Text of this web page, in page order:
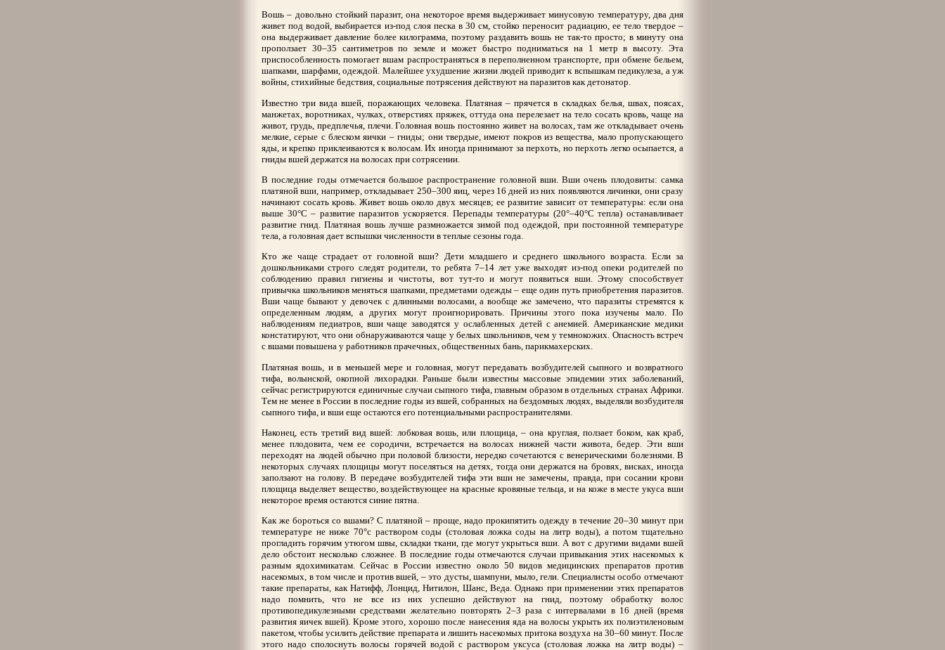
Вошь – довольно стойкий паразит, она некоторое время выдерживает минусовую температуру, два дня
живет под водой, выбирается из-под слоя песка в 30 см, стойко переносит радиацию, ее тело твердое –
она выдерживает давление более килограмма, поэтому раздавить вошь не так-то просто; в минуту она
проползает 30–35 сантиметров по земле и может быстро подниматься на 1 метр в высоту. Эта
приспособленность помогает вшам распространяться в переполненном транспорте, при обмене бельем,
шапками, шарфами, одеждой. Малейшее ухудшение жизни людей приводит к вспышкам педикулеза, а уж
войны, стихийные бедствия, социальные потрясения действуют на паразитов как детонатор.
Известно три вида вшей, поражающих человека. Платяная – прячется в складках белья, швах, поясах,
манжетах, воротниках, чулках, отверстиях пряжек, оттуда она перелезает на тело сосать кровь, чаще на
живот, грудь, предплечья, плечи. Головная вошь постоянно живет на волосах, там же откладывает очень
мелкие, серые с блеском яички – гниды; они твердые, имеют покров из вещества, мало пропускающего
яды, и крепко приклеиваются к волосам. Их иногда принимают за перхоть, но перхоть легко осыпается, а
гниды вшей держатся на волосах при сотрясении.
В последние годы отмечается большое распространение головной вши. Вши очень плодовиты: самка
платяной вши, например, откладывает 250–300 яиц, через 16 дней из них появляются личинки, они сразу
начинают сосать кровь. Живет вошь около двух месяцев; ее развитие зависит от температуры: если она
выше 30°С – развитие паразитов ускоряется. Перепады температуры (20°–40°С тепла) останавливает
развитие гнид. Платяная вошь лучше размножается зимой под одеждой, при постоянной температуре
тела, а головная дает вспышки численности в теплые сезоны года.
Кто же чаще страдает от головной вши? Дети младшего и среднего школьного возраста. Если за
дошкольниками строго следят родители, то ребята 7–14 лет уже выходят из-под опеки родителей по
соблюдению правил гигиены и чистоты, вот тут-то и могут появиться вши. Этому способствует
привычка школьников меняться шапками, предметами одежды – еще один путь приобретения паразитов.
Вши чаще бывают у девочек с длинными волосами, а вообще же замечено, что паразиты стремятся к
определенным людям, а других могут проигнорировать. Причины этого пока изучены мало. По
наблюдениям педиатров, вши чаще заводятся у ослабленных детей с анемией. Американские медики
констатируют, что они обнаруживаются чаще у белых школьников, чем у темнокожих. Опасность встреч
с вшами повышена у работников прачечных, общественных бань, парикмахерских.
Платяная вошь, и в меньшей мере и головная, могут передавать возбудителей сыпного и возвратного
тифа, волынской, окопной лихорадки. Раньше были известны массовые эпидемии этих заболеваний,
сейчас регистрируются единичные случаи сыпного тифа, главным образом в отдельных странах Африки.
Тем не менее в России в последние годы из вшей, собранных на бездомных людях, выделяли возбудителя
сыпного тифа, и вши еще остаются его потенциальными распространителями.
Наконец, есть третий вид вшей: лобковая вошь, или площица, – она круглая, ползает боком, как краб,
менее плодовита, чем ее сородичи, встречается на волосах нижней части живота, бедер. Эти вши
переходят на людей обычно при половой близости, нередко сочетаются с венерическими болезнями. В
некоторых случаях площицы могут поселяться на детях, тогда они держатся на бровях, висках, иногда
заползают на голову. В передаче возбудителей тифа эти вши не замечены, правда, при сосании крови
площица выделяет вещество, воздействующее на красные кровяные тельца, и на коже в месте укуса вши
некоторое время остаются синие пятна.
Как же бороться со вшами? С платяной – проще, надо прокипятить одежду в течение 20–30 минут при
температуре не ниже 70°с раствором соды (столовая ложка соды на литр воды), а потом тщательно
прогладить горячим утюгом швы, складки ткани, где могут укрыться вши. А вот с другими видами вшей
дело обстоит несколько сложнее. В последние годы отмечаются случаи привыкания этих насекомых к
разным ядохимикатам. Сейчас в России известно около 50 видов медицинских препаратов против
насекомых, в том числе и против вшей, – это дусты, шампуни, мыло, гели. Специалисты особо отмечают
такие препараты, как Натифф, Лонцид, Нитилон, Шанс, Веда. Однако при применении этих препаратов
надо помнить, что не все из них успешно действуют на гнид, поэтому обработку волос
противопедикулезными средствами желательно повторять 2–3 раза с интервалами в 16 дней (время
развития яичек вшей). Кроме этого, хорошо после нанесения яда на волосы укрыть их полиэтиленовым
пакетом, чтобы усилить действие препарата и лишить насекомых притока воздуха на 30–60 минут. После
этого надо сполоснуть волосы горячей водой с раствором уксуса (столовая ложка на литр воды) –